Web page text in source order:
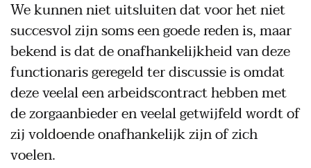
We kunnen niet uitsluiten dat voor het niet
succesvol zijn soms een goede reden is, maar
bekend is dat de onafhankelijkheid van deze
functionaris geregeld ter discussie is omdat
deze veelal een arbeidscontract hebben met
de zorgaanbieder en veelal getwijfeld wordt of
zij voldoende onafhankelijk zijn of zich
voelen.